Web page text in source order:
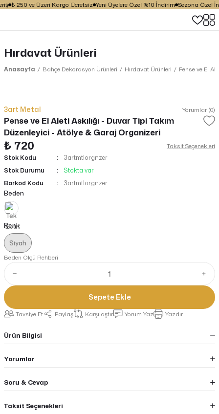
₺ 250 ve Üzeri Kargo Ücretsiz Yeni Üyelere Özel %10 İndirim Sezona Özel
Hırdavat Ürünleri
Anasayfa Bahçe Dekorasyon Ürünleri Hırdavat Ürünleri Pense ve El
3art Metal Yorumlar (0)
Pense ve El Aleti Askılığı - Duvar Tipi Takım
Düzenleyici - Atölye & Garaj Organizeri
₺ 720
Taksit Seçenekleri
Stok Kodu
3artmtlorgnzer
Stok Durumu
Stokta var
Barkod Kodu
3artmtlorgnzer
Beden
Renk
Siyah
Beden Ölçü Rehberi
Sepete Ekle
Tavsiye Et Paylaş Karşılaştır Yorum Yaz Yazdır
Ürün Bilgisi
Yorumlar
Soru & Cevap
Taksit Seçenekleri